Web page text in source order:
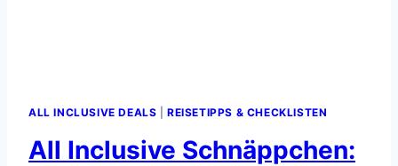
ALL INCLUSIVE DEALS |REISETIPPS & CHECKLISTEN
All Inclusive Schnäppchen: